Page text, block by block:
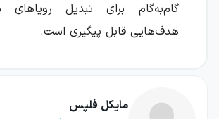
گام‌به‌گام برای تبدیل
هدف‌هایی قابل پیگیری است.
به یکی از بزرگ‌ترین قهرمانان تاریخ
مایکل فلپس